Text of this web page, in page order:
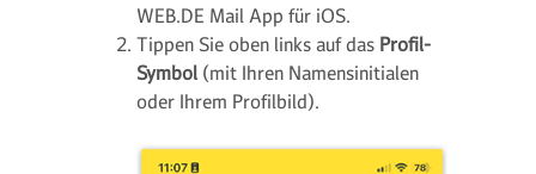
WEB.DE Mail App für iOS.
Tippen Sie oben links auf das Profil-
Symbol (mit Ihren Namensinitialen
oder Ihrem Profilbild).